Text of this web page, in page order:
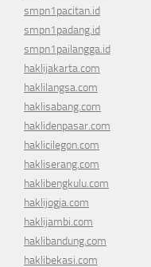
smpn1pacitan.id
smpn1padang.id
smpn1pailangga.id
haklijakarta.com
haklilangsa.com
haklisabang.com
haklidenpasar.com
haklicilegon.com
hakliserang.com
haklibengkulu.com
haklijogja.com
haklijambi.com
haklibandung.com
haklibekasi.com